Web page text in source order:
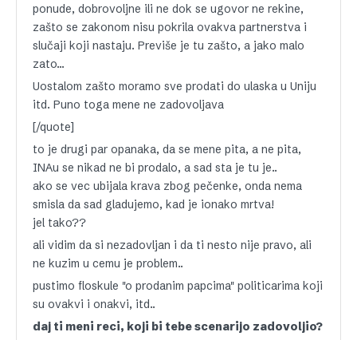
ponude, dobrovoljne ili ne dok se ugovor ne rekine,
zašto se zakonom nisu pokrila ovakva partnerstva i
slučaji koji nastaju. Previše je tu zašto, a jako malo
zato…
Uostalom zašto moramo sve prodati do ulaska u Uniju
itd. Puno toga mene ne zadovoljava
[/quote]
to je drugi par opanaka, da se mene pita, a ne pita,
INAu se nikad ne bi prodalo, a sad sta je tu je..
ako se vec ubijala krava zbog pečenke, onda nema
smisla da sad gladujemo, kad je ionako mrtva!
jel tako??
ali vidim da si nezadovljan i da ti nesto nije pravo, ali
ne kuzim u cemu je problem..
pustimo floskule "o prodanim papcima" politicarima koji
su ovakvi i onakvi, itd..
daj ti meni reci, koji bi tebe scenarijo zadovoljio?